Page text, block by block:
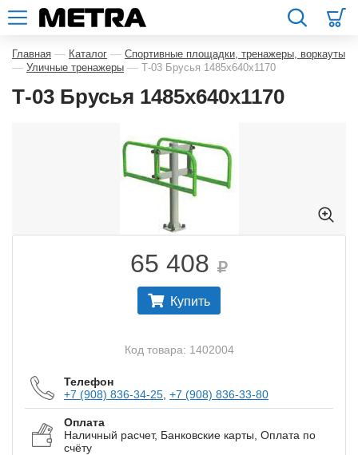
Главная — Каталог — Спортивные площадки, тренажеры, воркауты
— Уличные тренажеры — Т-03 Брусья 1485х640х1170
Т-03 Брусья 1485х640х1170
65 408
Купить
Код товара: 1402004
Телефон
+7 (908) 836-34-25 +7 (908) 836-33-80
Оплата
Наличный расчет, Банковские карты, Оплата по
счёту